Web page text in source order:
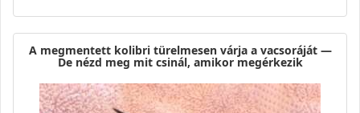
A megmentett kolibri türelmesen várja a vacsoráját —
De nézd meg mit csinál, amikor megérkezik